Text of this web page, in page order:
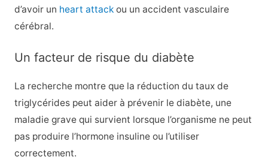
d’avoir un heart attackou un accident vasculaire
cérébral.
Un facteur de risque du diabète
La recherche montre que la réduction du taux de
triglycérides peut aider à prévenir le diabète, une
maladie grave qui survient lorsque l’organisme ne peut
pas produire l’hormone insuline ou l’utiliser
correctement.